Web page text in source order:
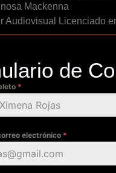
Mackenna
Audiovisual Licenciado
de
*
electrónico *